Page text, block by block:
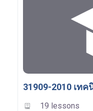
19 lessons